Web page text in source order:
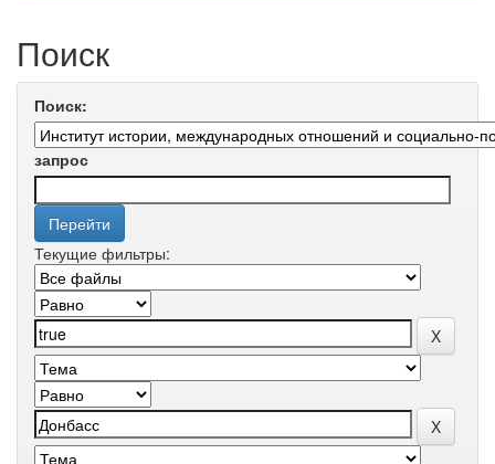
Поиск
Поиск:
запрос
Текущие фильтры: